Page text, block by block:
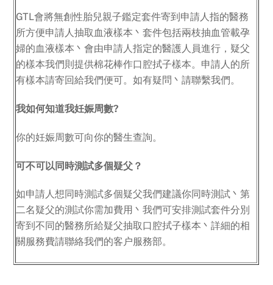
GTL會將無創性胎兒親子鑑定套件寄到申請人指的醫務
所方便申請人抽取血液樣本丶套件包括兩枝抽血管載孕
婦的血液樣本丶會由申請人指定的醫護人員進行，疑父
的樣本我們則提供棉花棒作口腔拭子樣本。申請人的所
有樣本請寄回給我們便可。如有疑問丶請聯繫我們。
我如何知道我妊娠周數?
你的妊娠周數可向你的醫生查詢。
可不可以同時測試多個疑父？
如申請人想同時測試多個疑父我們建議你同時測試丶第
二名疑父的測試你需加費用丶我們可安排測試套件分別
寄到不同的醫務所給疑父抽取口腔拭子樣本丶詳細的相
關服務費請聯絡我們的客户服務部。